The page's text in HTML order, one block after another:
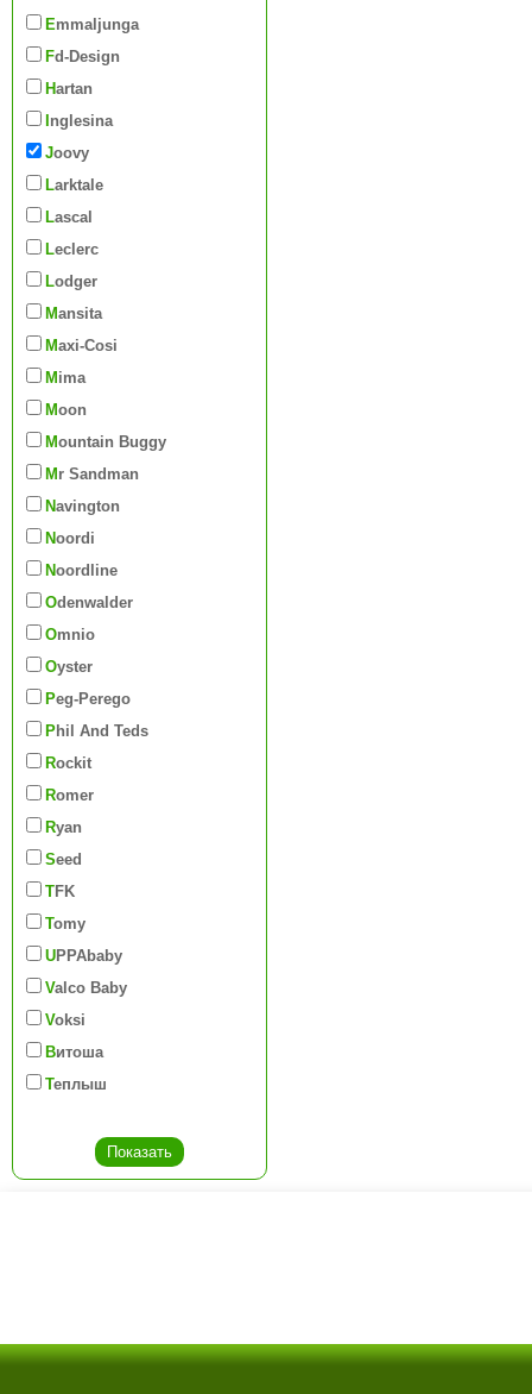
Emmaljunga
Fd-Design
Hartan
Inglesina
Joovy
Larktale
Lascal
Leclerc
Lodger
Mansita
Maxi-Cosi
Mima
Moon
Mountain Buggy
Mr Sandman
Navington
Noordi
Noordline
Odenwalder
Omnio
Oyster
Peg-Perego
Phil And Teds
Rockit
Romer
Ryan
Seed
TFK
Tomy
UPPAbaby
Valco Baby
Voksi
Витоша
Теплыш